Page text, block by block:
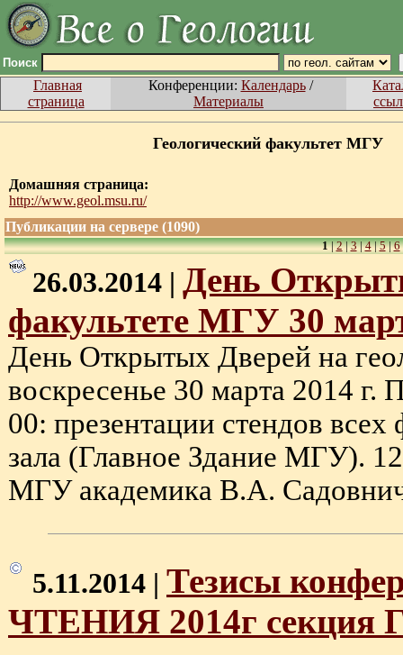
Поиск
Главная
страница
Конференции: Календарь/
Материалы
Геологический факультет МГУ
Домашняя страница:
http://www.geol.msu.ru/
Публикации на сервере (1090)
1|2|3|4|5|6
26.03.2014 | День
факультете МГУ 30
День Открытых Дверей на
воскресенье 30 марта 2014
00: презентации стендов
зала (Главное Здание МГУ).
МГУ академика В.А.
5.11.2014 | Тезисы
ЧТЕНИЯ 2014г секция